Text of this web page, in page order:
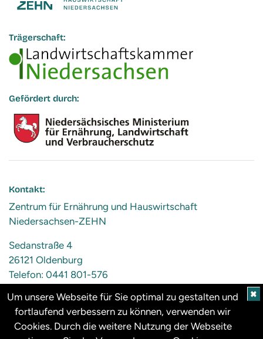
Trägerschaft:
Gefördert durch:
Kontakt:
Zentrum für Ernährung und Hauswirtschaft
Niedersachsen-ZEHN
Sedanstraße 4
26121 Oldenburg
Telefon: 0441 801-576
Um unsere Webseite für Sie optimal zu gestalten und
fortlaufend verbessern zu können, verwenden wir
Cookies. Durch die weitere Nutzung der Webseite
✖